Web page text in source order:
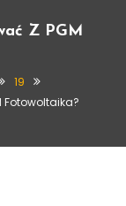
Z PGM
19
Fotowoltaika?